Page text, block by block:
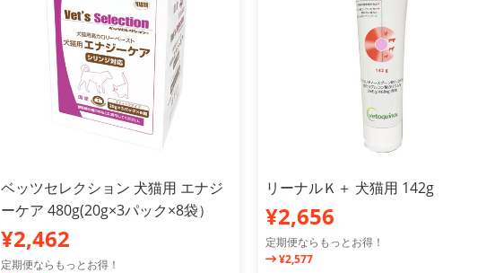
ベッツセレクション 犬猫用 エナジ
ーケア 480g(20g×3パック×8袋）
¥2,462
定期便ならもっとお得！
リーナルＫ＋ 犬猫用 142g
¥2,656
定期便ならもっとお得！
¥2,577